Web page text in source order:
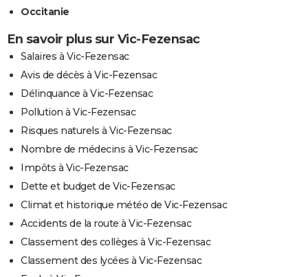
Occitanie
En savoir plus sur Vic-Fezensac
Salaires à Vic-Fezensac
Avis de décès à Vic-Fezensac
Délinquance à Vic-Fezensac
Pollution à Vic-Fezensac
Risques naturels à Vic-Fezensac
Nombre de médecins à Vic-Fezensac
Impôts à Vic-Fezensac
Dette et budget de Vic-Fezensac
Climat et historique météo de Vic-Fezensac
Accidents de la route à Vic-Fezensac
Classement des collèges à Vic-Fezensac
Classement des lycées à Vic-Fezensac